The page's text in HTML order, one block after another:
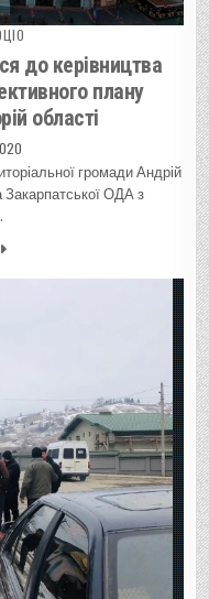
до керівництва
плану
області
громади Андрій
Закарпатської ОДА з